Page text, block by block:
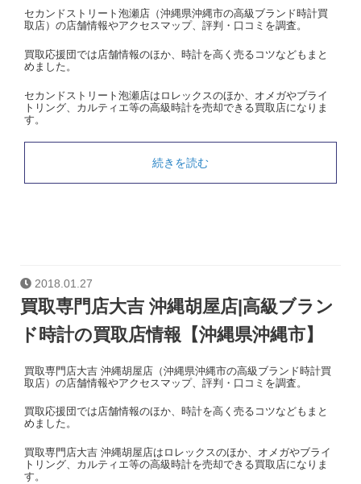
セカンドストリート泡瀬店（沖縄県沖縄市の高級ブランド時計買
取店）の店舗情報やアクセスマップ、評判・口コミを調査。
買取応援団では店舗情報のほか、時計を高く売るコツなどもまと
めました。
セカンドストリート泡瀬店はロレックスのほか、オメガやブライ
トリング、カルティエ等の高級時計を売却できる買取店になりま
す。
続きを読む
2018.01.27
買取専門店大吉 沖縄胡屋店|高級ブラン
ド時計の買取店情報【沖縄県沖縄市】
買取専門店大吉 沖縄胡屋店（沖縄県沖縄市の高級ブランド時計買
取店）の店舗情報やアクセスマップ、評判・口コミを調査。
買取応援団では店舗情報のほか、時計を高く売るコツなどもまと
めました。
買取専門店大吉 沖縄胡屋店はロレックスのほか、オメガやブライ
トリング、カルティエ等の高級時計を売却できる買取店になりま
す。